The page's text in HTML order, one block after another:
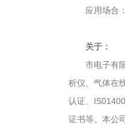
应用场合：
关于：
市电子有限
析仪、气体在
认证、
证书等。本公